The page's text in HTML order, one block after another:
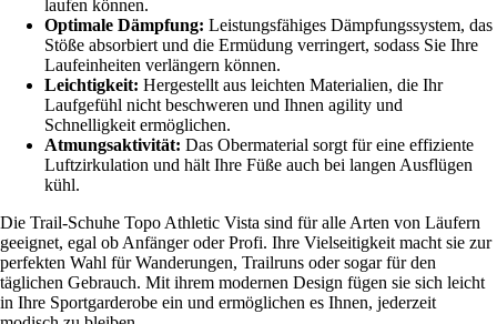
laufen können.
Optimale Dämpfung: Leistungsfähiges Dämpfungssystem, das
Stöße absorbiert und die Ermüdung verringert, sodass Sie Ihre
Laufeinheiten verlängern können.
Leichtigkeit: Hergestellt aus leichten Materialien, die Ihr
Laufgefühl nicht beschweren und Ihnen agility und
Schnelligkeit ermöglichen.
Atmungsaktivität: Das Obermaterial sorgt für eine effiziente
Luftzirkulation und hält Ihre Füße auch bei langen Ausflügen
kühl.
Die Trail-Schuhe Topo Athletic Vista sind für alle Arten von Läufern
geeignet, egal ob Anfänger oder Profi. Ihre Vielseitigkeit macht sie zur
perfekten Wahl für Wanderungen, Trailruns oder sogar für den
täglichen Gebrauch. Mit ihrem modernen Design fügen sie sich leicht
in Ihre Sportgarderobe ein und ermöglichen es Ihnen, jederzeit